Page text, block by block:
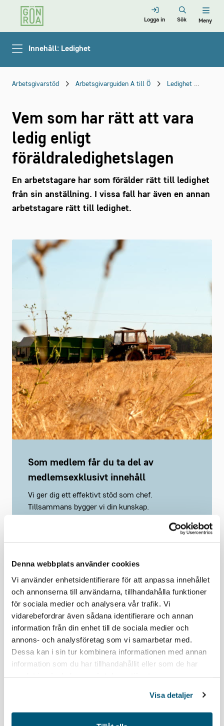
Denna webbplats använder cookies
Vi använder enhetsidentifierare för att anpassa innehållet
och annonserna till användarna, tillhandahålla funktioner
för sociala medier och analysera vår trafik. Vi
vidarebefordrar även sådana identifierare och annan
information från din enhet till de sociala medier och
annons- och analysföretag som vi samarbetar med.
Dessa kan i sin tur kombinera informationen med annan
information som du har tillhandahållit eller som de har
Visa detaljer
Logga in Sök Meny
Innehåll: Ledighet
Arbetsgivarstöd Arbetsgivarguiden A till Ö Ledighet
Vem som har rätt att vara
ledig enligt
föräldraledighetslagen
En arbetstagare har som förälder rätt till ledighet
från sin anställning. I vissa fall har även en annan
arbetstagare rätt till ledighet.
Som medlem får du ta del av
medlemsexklusivt innehåll
Vi ger dig ett effektivt stöd som chef.
Tillsammans bygger vi din kunskap.
Saknar du ett webbkonto?Registrera här
Håll mig inloggad Glömt lösenord?
Logga in
Problem med inloggningen? Mejla oss på